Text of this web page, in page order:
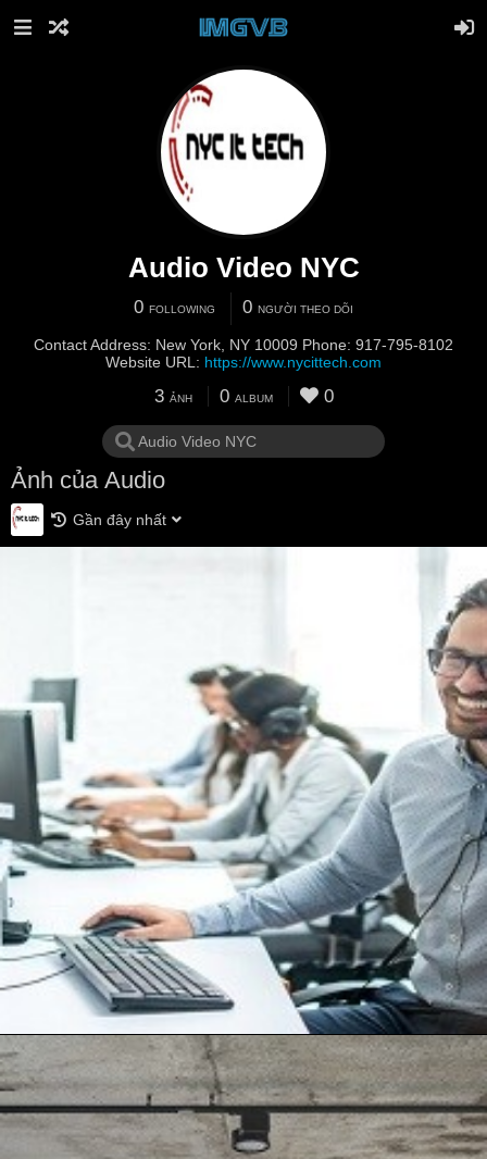
Audio Video NYC
0 FOLLOWING 0 NGƯỜI THEO DÕI
Contact Address: New York, NY 10009 Phone: 917-795-8102
Website URL: https://www.nycittech.com
3 ẢNH 0 ALBUM 0
Ảnh của Audio
Gần đây nhất